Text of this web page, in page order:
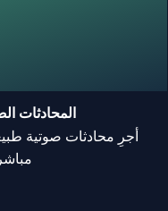
المحادثات
أجرِ محادثات صوتية